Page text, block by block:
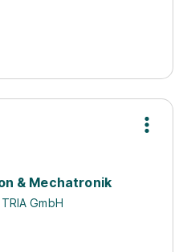
& Mechatronik
GmbH